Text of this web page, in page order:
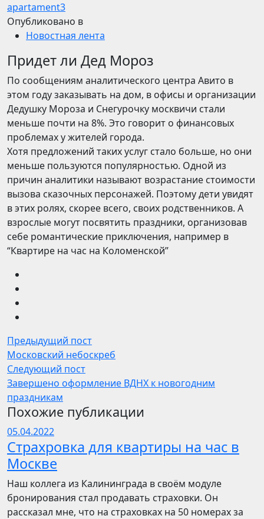
apartament3
Опубликовано в
Новостная лента
Придет ли Дед Мороз
По сообщениям аналитического центра Авито в
этом году заказывать на дом, в офисы и организации
Дедушку Мороза и Снегурочку москвичи стали
меньше почти на 8%. Это говорит о финансовых
проблемах у жителей города.
Хотя предложений таких услуг стало больше, но они
меньше пользуются популярностью. Одной из
причин аналитики называют возрастание стоимости
вызова сказочных персонажей. Поэтому дети увидят
в этих ролях, скорее всего, своих родственников. А
взрослые могут посвятить праздники, организовав
себе романтические приключения, например в
“Квартире на час на Коломенской”
Предыдущий пост
Московский небоскреб
Следующий пост
Завершено оформление ВДНХ к новогодним
праздникам
Похожие публикации
05.04.2022
Страхровка для квартиры на час в
Москве
Наш коллега из Калининграда в своём модуле
бронирования стал продавать страховки. Он
рассказал мне, что на страховках на 50 номерах за